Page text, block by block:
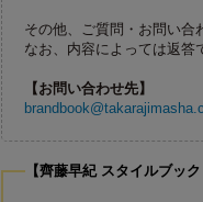
その他、ご質問・お問い合
なお、内容によっては返答
【お問い合わせ先】
【齊藤早紀 スタイルブッ